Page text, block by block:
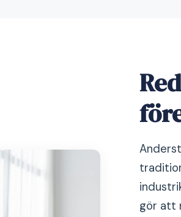
gör att